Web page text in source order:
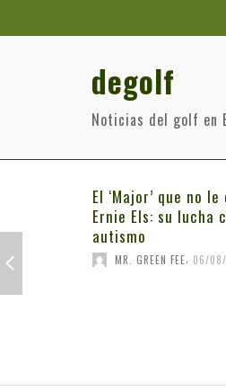
degolf
Noticias del golf en
El ‘Major’ que no
Ernie Els: su lucha
autismo
MR. GREEN FEE 06/